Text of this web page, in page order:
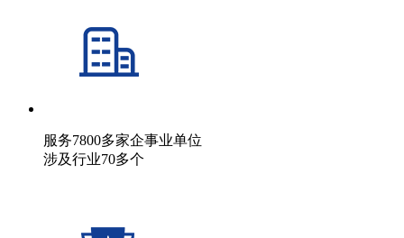
服务7800多家企事业单位
涉及行业70多个